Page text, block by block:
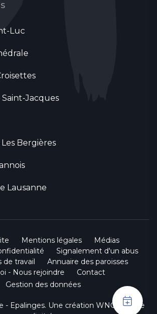
Luc
Saint-Jacques
Bergières
Lausanne
Mentions légales
Médias
Signalement d'un abus
de travail
Annuaire des paroisses
- Nous rejoindre
Contact
Gestion des données
- Epalinges. Une création WNG agence